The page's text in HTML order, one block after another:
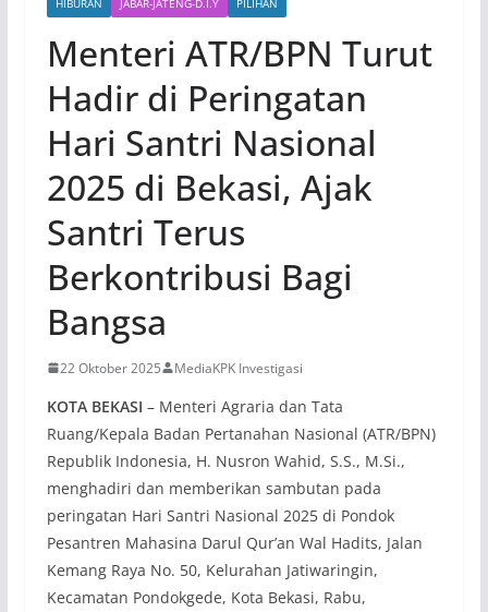
HIBURAN JABAR-JATENG-D.I.Y PILIHAN
Menteri ATR/BPN Turut
Hadir di Peringatan
Hari Santri Nasional
2025 di Bekasi, Ajak
Santri Terus
Berkontribusi Bagi
Bangsa
22 Oktober 2025 MediaKPK Investigasi
KOTA BEKASI – Menteri Agraria dan Tata
Ruang/Kepala Badan Pertanahan Nasional (ATR/BPN)
Republik Indonesia, H. Nusron Wahid, S.S., M.Si.,
menghadiri dan memberikan sambutan pada
peringatan Hari Santri Nasional 2025 di Pondok
Pesantren Mahasina Darul Qur’an Wal Hadits, Jalan
Kemang Raya No. 50, Kelurahan Jatiwaringin,
Kecamatan Pondokgede, Kota Bekasi, Rabu,